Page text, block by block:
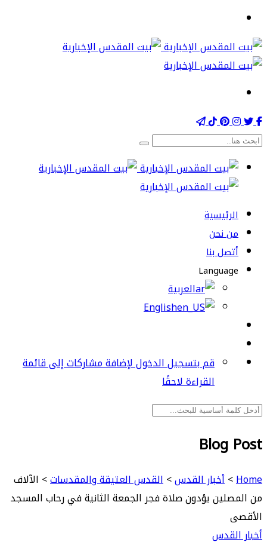
الرئيسية
من نحن
أتصل بنا
Language
العربية
English
قم بتسجيل الدخول لإضافة مشاركات إلى قائمة
القراءة لاحقًا
Blog Post
Home
>أخبار القدس>القدس العتيقة والمقدسات> الآلاف
من المصلين يؤدون صلاة فجر الجمعة الثانية في رحاب المسجد
الأقصى
أخبار القدس